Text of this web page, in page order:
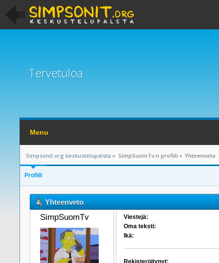
Tervetuloa
Menu
Simpsonit.org keskustelupalsta » SimpSuomTv:n profiili » Yhteenveto
Profiili
Yhteenveto
SimpSuomTv
Viestejä:
Oma teksti:
Ikä: